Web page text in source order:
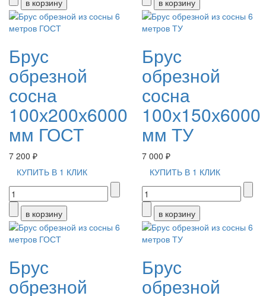
Брус
обрезной
сосна
100х200х6000
мм ГОСТ
7 200 ₽
КУПИТЬ В 1 КЛИК
Брус
обрезной
сосна
100х150х6000
мм ТУ
7 000 ₽
КУПИТЬ В 1 КЛИК
Брус
обрезной
Брус
обрезной